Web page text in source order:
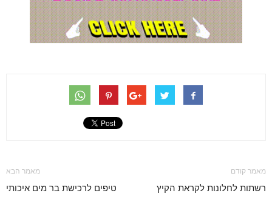
מאמר קודם
רשתות לחלונות לקראת הקיץ
מאמר הבא
טיפים לרכישת בר מים איכותי